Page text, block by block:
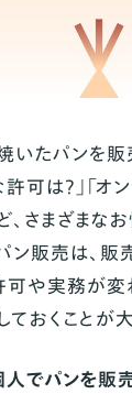
たパンを販
可は？」「
、さまざまな
ン販売は、
や実務が変
おくことが大
人でパンを販